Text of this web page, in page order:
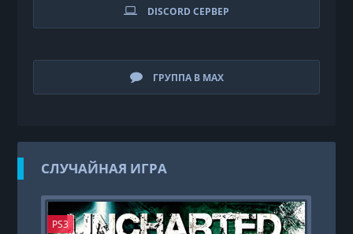
DISCORD СЕРВЕР
ГРУППА В MAX
СЛУЧАЙНАЯ ИГРА
PS3